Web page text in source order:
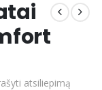
atsiliepimą